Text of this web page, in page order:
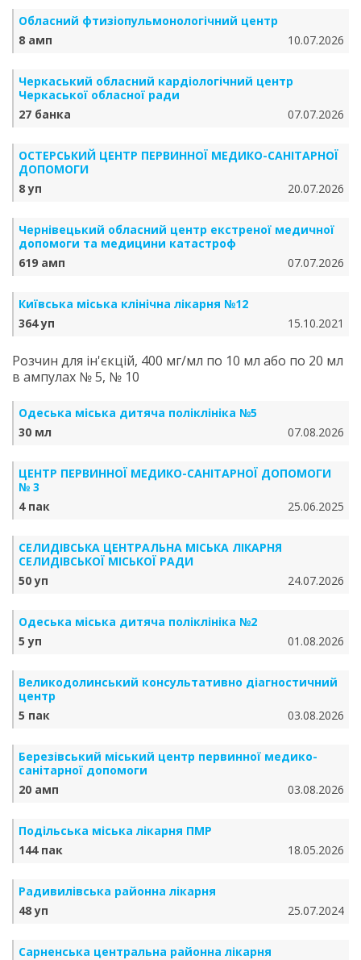
Обласний фтизіопульмонологічний центр
8 амп
10.07.2026
Черкаський обласний кардіологічний центр
Черкаської обласної ради
27 банка
07.07.2026
ОСТЕРСЬКИЙ ЦЕНТР ПЕРВИННОЇ МЕДИКО-САНІТАРНОЇ
ДОПОМОГИ
8 уп
20.07.2026
Чернівецький обласний центр екстреної медичної
допомоги та медицини катастроф
619 амп
07.07.2026
Київська міська клінічна лікарня №12
364 уп
15.10.2021
Розчин для ін'єкцій, 400 мг/мл по 10 мл або по 20 мл
в ампулах № 5, № 10
Одеська міська дитяча поліклініка №5
30 мл
07.08.2026
ЦЕНТР ПЕРВИННОЇ МЕДИКО-САНІТАРНОЇ ДОПОМОГИ
№ 3
4 пак
25.06.2025
СЕЛИДІВСЬКА ЦЕНТРАЛЬНА МІСЬКА ЛІКАРНЯ
СЕЛИДІВСЬКОЇ МІСЬКОЇ РАДИ
50 уп
24.07.2026
Одеська міська дитяча поліклініка №2
5 уп
01.08.2026
Великодолинський консультативно діагностичний
центр
5 пак
03.08.2026
Березівський міський центр первинної медико-
санітарної допомоги
20 амп
03.08.2026
Подільська міська лікарня ПМР
144 пак
18.05.2026
Радивилівська районна лікарня
48 уп
25.07.2024
Сарненська центральна районна лікарня